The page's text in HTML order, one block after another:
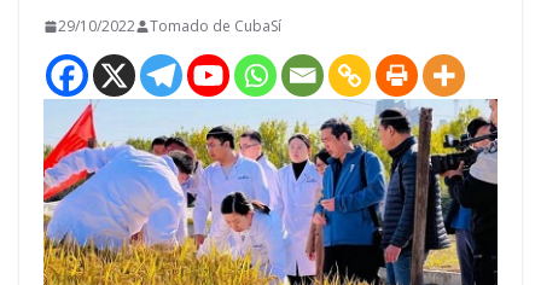
29/10/2022 Tomado de CubaSí